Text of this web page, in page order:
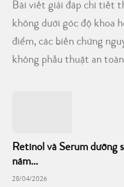
Bài viết giải đáp chi tiết
không dưới góc độ khoa
điểm, các biến chứng
không phẫu thuật an
Retinol và Serum dưỡng
nám...
28/04/2026